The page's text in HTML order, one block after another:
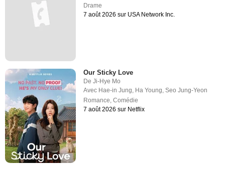
Drame
7 août 2026 sur USA Network Inc.
Our Sticky Love
DeJi-Hye Mo
Avec Hae-in Jung Ha Young ,Seo Jung-Yeon
Romance ,Comédie
7 août 2026 sur Netflix